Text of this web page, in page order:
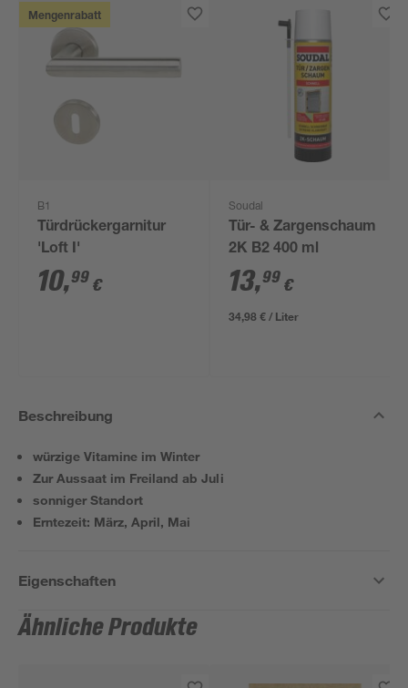
Mengenrabatt
B1
Türdrückergarnitur
'Loft I'
10,99 €
Soudal
Tür- & Zargenschaum
2K B2 400 ml
13,99 €
34,98 € / Liter
Beschreibung
würzige Vitamine im Winter
Zur Aussaat im Freiland ab Juli
sonniger Standort
Erntezeit: März, April, Mai
Eigenschaften
Ähnliche Produkte